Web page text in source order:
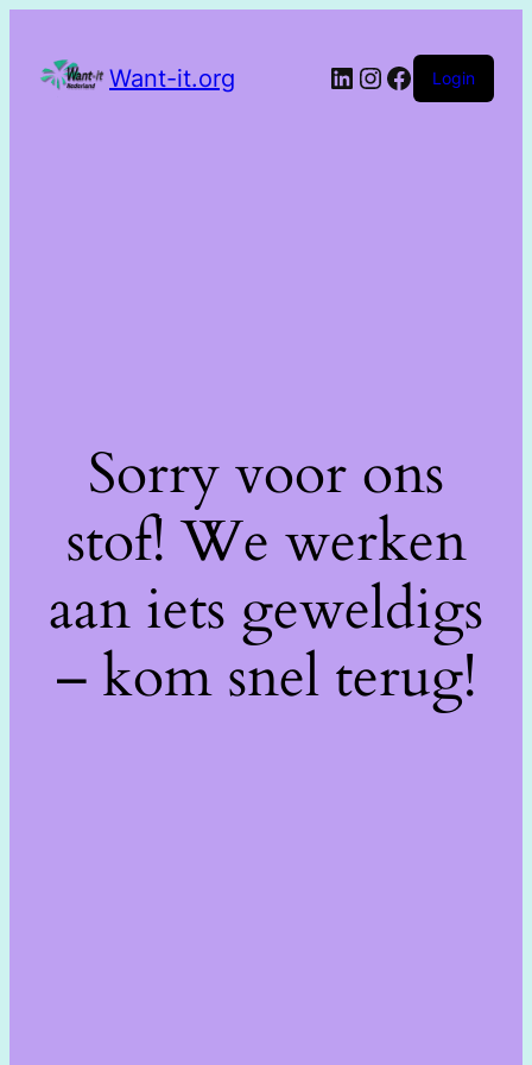
Want-it.org Login
Sorry voor ons
stof! We werken
aan iets geweldigs
– kom snel terug!